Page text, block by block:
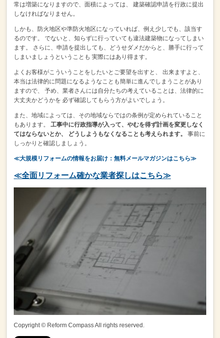
常は増築になりますので、面積によっては、
建築確認申請を行政に提出
しなければなりません。
しかも、防火地区や準防火地区になっていれば、例え少しでも、該当す
るのです。
でないと、知らずに行っていても違法建築物になってしまい
ます。
さらに、申請を提出しても、どうせダメだからと、勝手に行って
しまいましょうということも 実際にはあり得ます。
よくお客様がこういうことをしたいとご要望を出すと、
出来ますよと、
本当は法律的に問題になるようなことも簡単に進んでしまうことがあり
ますので、
予め、業者さんには自分たちの考えていることは、法律的に
大丈夫かどうかを 必ず確認してもらう方がよいでしょう。
また、地域によっては、その地域ならではの条例が定められていること
もあります。
工事中に行政指導が入って、やむを得ず計画を変更しなく
てはならないとか、
どうしようもなくなることも考えられます。
事前に
しっかりと確認しましょう。
≪大規模リフォームの情報をお届け：無料メールマガジンはこちら≫
≪全面リフォーム確かな業者探しはこちら≫
Copyright © Reform Compass All rights reserved.